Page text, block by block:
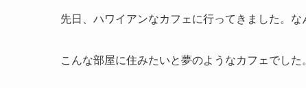
先日、ハワイアンなカフェに行ってきました。な
こんな部屋に住みたいと夢のようなカフェでした